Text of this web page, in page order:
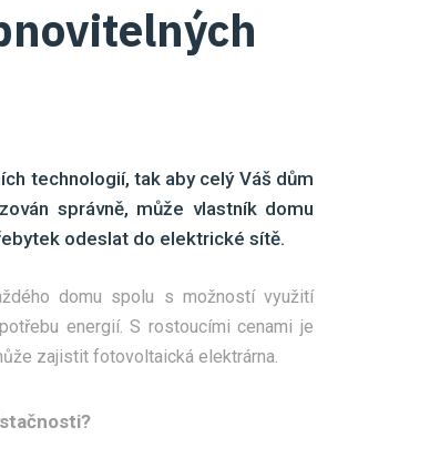
technologií, tak aby celý Váš dům
správně, může vlastník domu
odeslat do elektrické sítě.
domu spolu s možností využití
energií. S rostoucími cenami je
zajistit fotovoltaická elektrárna.